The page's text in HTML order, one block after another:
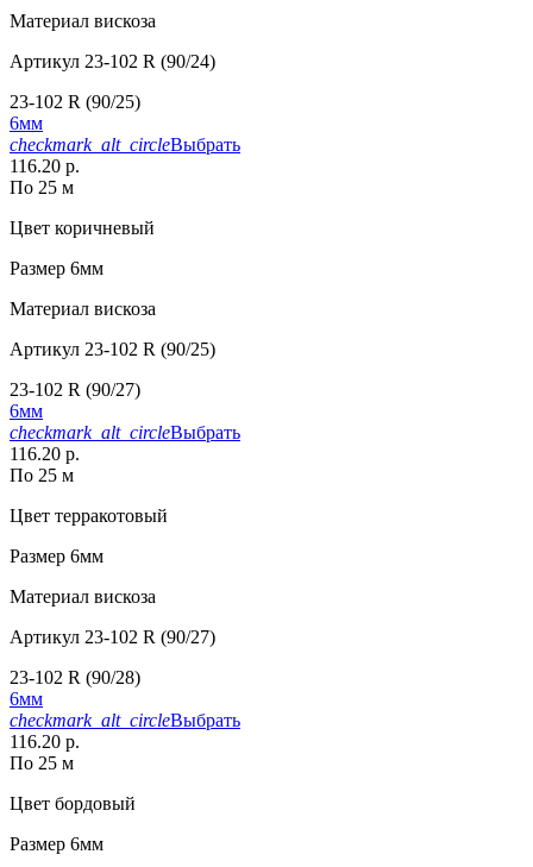
Материал вискоза
Артикул 23-102 R (90/24)
23-102 R (90/25)
6мм
checkmark_alt_circleВыбрать
116.20 р.
По 25 м
Цвет коричневый
Размер 6мм
Материал вискоза
Артикул 23-102 R (90/25)
23-102 R (90/27)
6мм
checkmark_alt_circleВыбрать
116.20 р.
По 25 м
Цвет терракотовый
Размер 6мм
Материал вискоза
Артикул 23-102 R (90/27)
23-102 R (90/28)
6мм
checkmark_alt_circleВыбрать
116.20 р.
По 25 м
Цвет бордовый
Размер 6мм